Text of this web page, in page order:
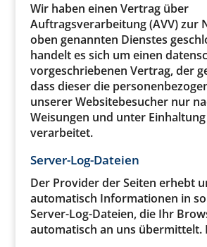
Wir haben einen Vertrag über
Auftragsverarbeitung (AVV) zur
oben genannten Dienstes
handelt es sich um einen
vorgeschriebenen Vertrag, der
dass dieser die
unserer Websitebesucher nur
Weisungen und unter Einhaltung
verarbeitet.
Server-Log-Dateien
Der Provider der Seiten erhebt
automatisch Informationen in
Server-Log-Dateien, die Ihr
automatisch an uns übermittelt.